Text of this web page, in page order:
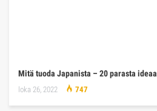
Mitä tuoda Japanista – 20 parasta ideaa
loka 26, 2022 747